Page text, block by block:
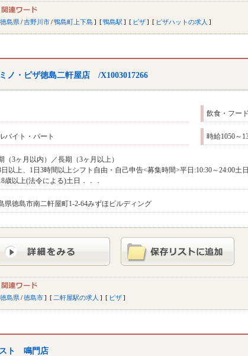
徳島県/吉野川市/鴨島町上下島 鴨島駅 ピザ ピザハットの求人
ミノ・ピザ徳島二軒屋店 /X1003017266
飲食・フー
バイト・パート 時給1050～
（3ヶ月以内）／長期（3ヶ月以上）
日以上、1日3時間以上シフト自由・自己申告<募集時間>平日:10:30～24:00
歳以上(法令による)土日．．．
県徳島市南二軒屋町1-2-64みずほビルディング
徳島県/徳島市 二軒屋駅の求人 ピザ
ト 鳴門店